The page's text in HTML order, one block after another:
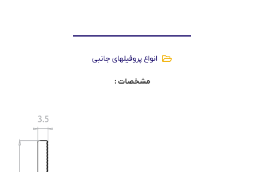
انواع پروفیلهای جانبی
مشخصات :